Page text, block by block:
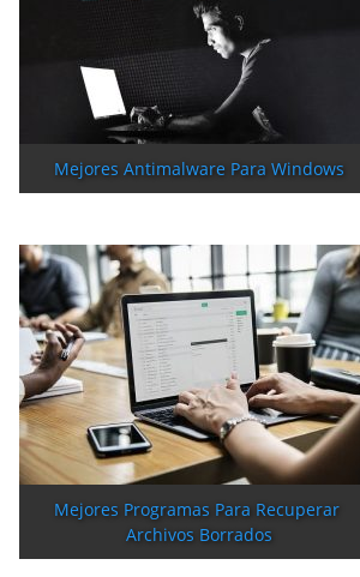
Mejores Antimalware Para Windows
Mejores Programas Para Recuperar
Archivos Borrados